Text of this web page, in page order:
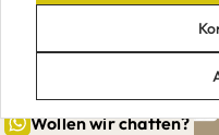
Wollen wir chatten?
UNSERE